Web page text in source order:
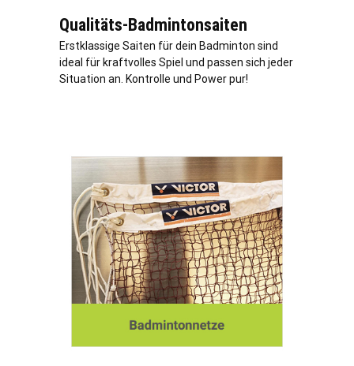
Qualitäts-Badmintonsaiten
Erstklassige Saiten für dein Badminton sind
ideal für kraftvolles Spiel und passen sich jeder
Situation an. Kontrolle und Power pur!